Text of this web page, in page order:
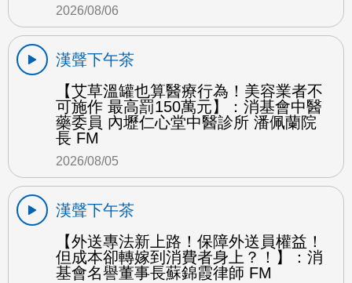
2026/08/06
漢聲下午茶
【艾草溫罐也算醫療行為！美容業者不
可施作 最高罰150萬元】：消基會中醫
藥委員 內壢仁心堂中醫診所 潘佩蘭院
長 FM
2026/08/05
漢聲下午茶
【外送專法新上路！保障外送員權益！
但成本卻轉嫁到消費者身上？！】：消
基會名譽董事長蘇錦霞律師 FM